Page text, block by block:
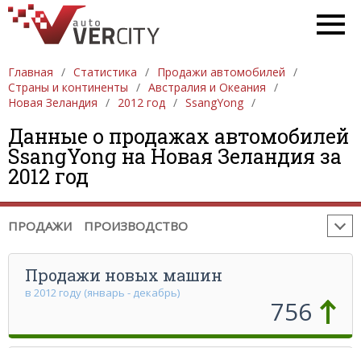
Главная Статистика
Продажи автомобилей
Страны и континенты
Австралия и Океания
Новая Зеландия
2012 год SsangYong
Данные о продажах автомобилей
SsangYong на Новая Зеландия за
2012 год
ПРОДАЖИ ПРОИЗВОДСТВО
ПРОДАЖА АВТОМОБИЛЕЙ
ЕВРОПА
АЗИЯ
СЕВЕРНАЯ АМЕРИКА
ЮЖНАЯ АМЕРИКА
АФРИКА
ПРОИЗВОДСТВО АВТОМОБИЛЕЙ
ЕВРОПА
АФРИКА
АВСТРАЛИЯ И ОКЕАНИЯ
Продажи новых машин
в 2012 году (январь - декабрь)
756